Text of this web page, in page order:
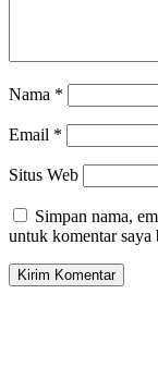
Nama *
Email *
Situs Web
Simpan nama,
untuk komentar saya